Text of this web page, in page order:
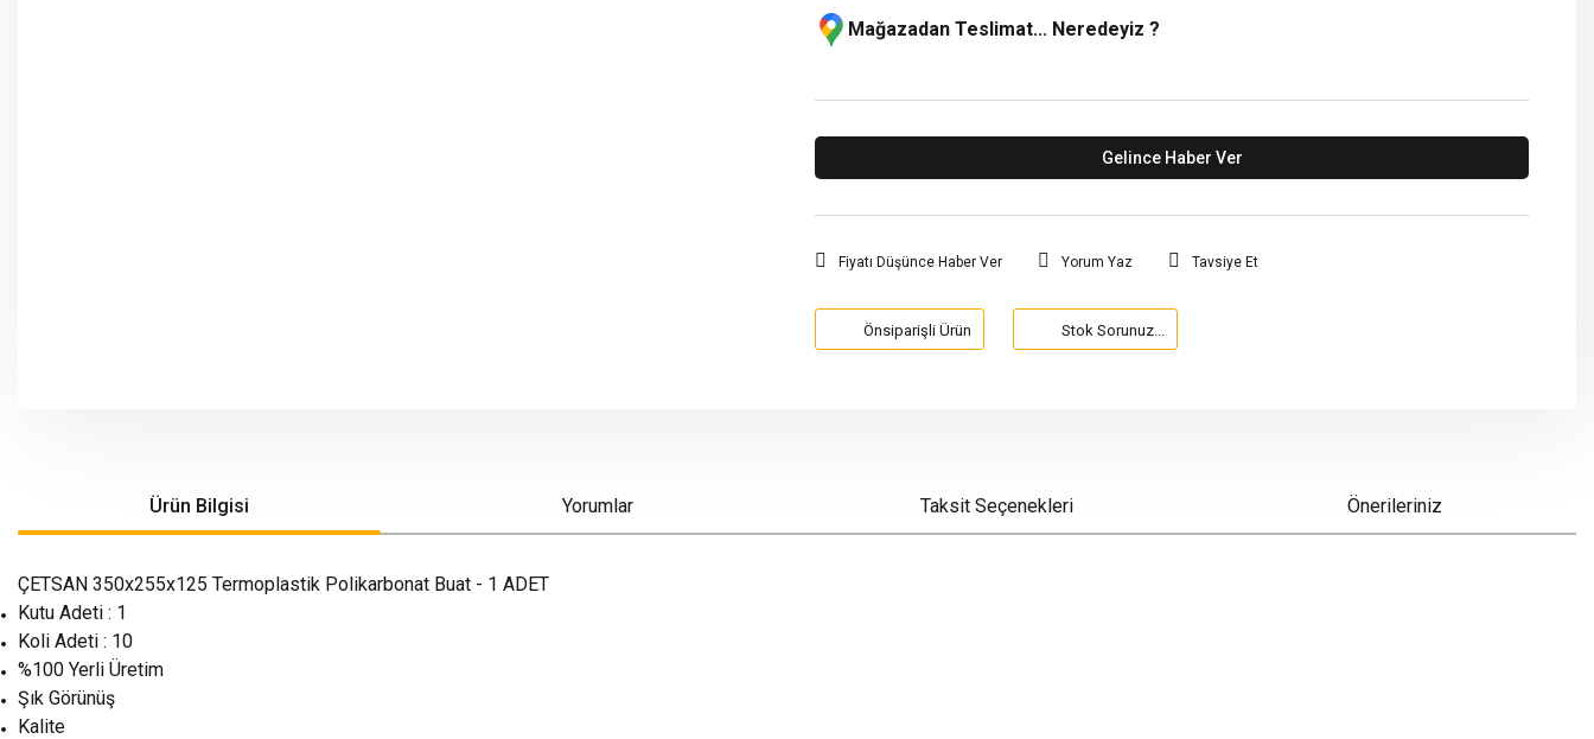
Mağazadan Teslimat... Neredeyiz ?
Gelince Haber Ver
Fiyatı Düşünce Haber Ver Yorum Yaz Tavsiye Et
Önsiparişli Ürün Stok Sorunuz...
Ürün Bilgisi Yorumlar Taksit Seçenekleri Önerileriniz
ÇETSAN 350x255x125 Termoplastik Polikarbonat Buat - 1 ADET
Kutu Adeti : 1
Koli Adeti : 10
%100 Yerli Üretim
Şık Görünüş
Kalite